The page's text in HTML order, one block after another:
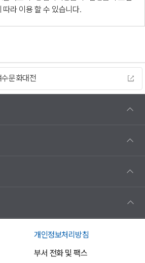
따라 이용 할 수 있습니다.
문화대전
개인정보처리방침
부서 전화 및 팩스